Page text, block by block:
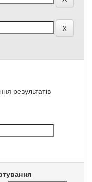
результатів